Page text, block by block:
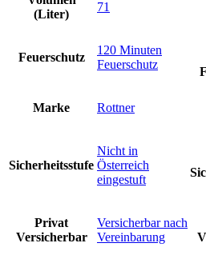
(Liter)
71
Feuerschutz
120 Minuten
Feuerschutz
Marke Rottner
Sicherheitsstufe
Nicht in
Österreich
eingestuft
Privat
Versicherbar
Versicherbar nach
Vereinbarung